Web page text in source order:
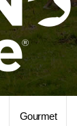
Gourmet